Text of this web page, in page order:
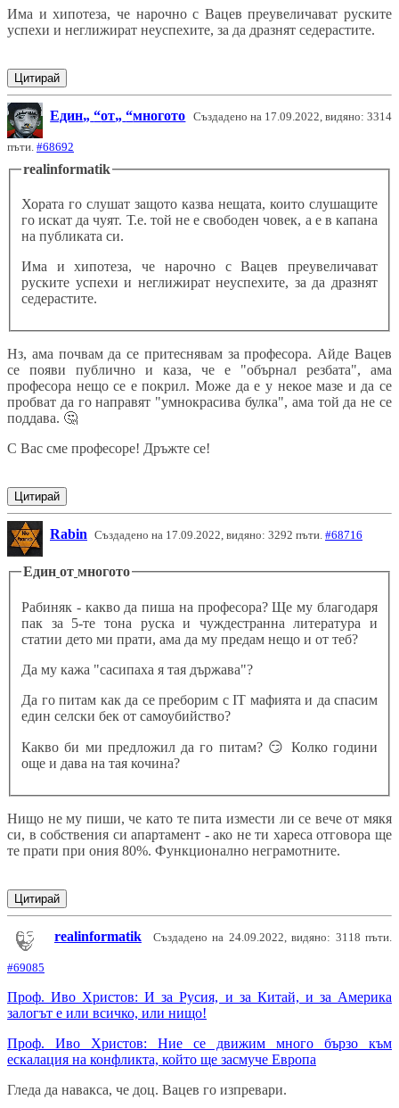
Има и хипотеза, че нарочно с Вацев преувеличават руските
успехи и неглижират неуспехите, за да дразнят седерастите.
Цитирай
Един от многото Създадено на 17.09.2022, видяно: 3314
пъти. #68692
realinformatik
Хората го слушат защото казва нещата, които слушащите
го искат да чуят. Т.е. той не е свободен човек, а е в капана
на публиката си.
Има и хипотеза, че нарочно с Вацев преувеличават
руските успехи и неглижират неуспехите, за да дразнят
седерастите.
Нз, ама почвам да се притеснявам за професора. Айде Вацев
се появи публично и каза, че е "обърнал резбата", ама
професора нещо се е покрил. Може да е у некое мазе и да се
пробват да го направят "умнокрасива булка", ама той да не се
поддава. 🤔
С Вас сме професоре! Дръжте се!
Цитирай
Rabin Създадено на 17.09.2022, видяно: 3292 пъти. #68716
Един от многото
Рабиняк - какво да пиша на професора? Ще му благодаря
пак за 5-те тона руска и чуждестранна литература и
статии дето ми прати, ама да му предам нещо и от теб?
Да му кажа "сасипаха я тая държава"?
Да го питам как да се преборим с IT мафията и да спасим
един селски бек от самоубийство?
Какво би ми предложил да го питам? 😏 Колко години
още и дава на тая кочина?
Нищо не му пиши, че като те пита измести ли се вече от мякя
си, в собствения си апартамент - ако не ти хареса отговора ще
те прати при ония 80%. Функционално неграмотните.
Цитирай
realinformatik Създадено на 24.09.2022, видяно: 3118 пъти.
#69085
Проф. Иво Христов: И за Русия, и за Китай, и за Америка
залогът е или всичко, или нищо!
Проф. Иво Христов: Ние се движим много бързо към
ескалация на конфликта, който ще засмуче Европа
Гледа да навакса, че доц. Вацев го изпревари.